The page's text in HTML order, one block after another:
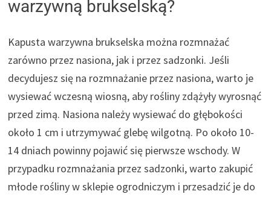
warzywną brukselską?
Kapusta warzywna brukselska można rozmnażać
zarówno przez nasiona, jak i przez sadzonki. Jeśli
decydujesz się na rozmnażanie przez nasiona, warto je
wysiewać wczesną wiosną, aby rośliny zdążyły wyrosnąć
przed zimą. Nasiona należy wysiewać do głębokości
około 1 cm i utrzymywać glebę wilgotną. Po około 10-
14 dniach powinny pojawić się pierwsze wschody. W
przypadku rozmnażania przez sadzonki, warto zakupić
młode rośliny w sklepie ogrodniczym i przesadzić je do